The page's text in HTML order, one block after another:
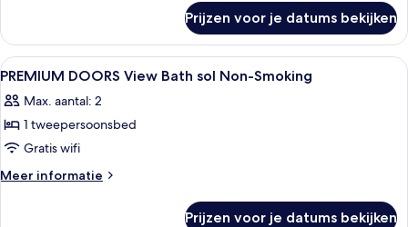
age
7)
laden
driepersoonskamer,
niet-
roken
beds
for
age
7)
Prijzen voor je datums bekijken
Alle
foto's
voor
PREMIUM
DOORS
View
1
PREMIUM DOORS View Bath sol Non-Smoking
Max. aantal: 2
1 tweepersoonsbed
Gratis wifi
Meer informatie
Meer
Prijzen voor je datums bekijken